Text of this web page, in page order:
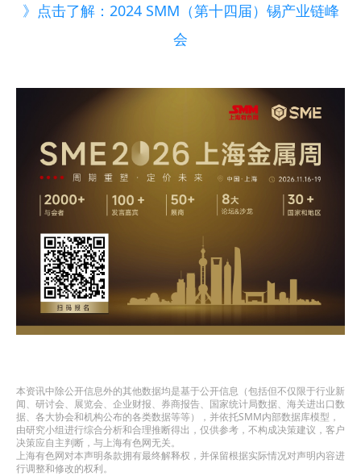
》点击了解：2024 SMM（第十四届）锡产业链峰
会
本资讯中除公开信息外的其他数据均是基于公开信息（包括但不仅限于行业新
闻、研讨会、展览会、企业财报、券商报告、国家统计局数据、海关进出口数
据、各大协会和机构公布的各类数据等等），并依托SMM内部数据库模型，
由研究小组进行综合分析和合理推断得出，仅供参考，不构成决策建议，客户
决策应自主判断，与上海有色网无关。
上海有色网对本声明条款拥有最终解释权，并保留根据实际情况对声明内容进
行调整和修改的权利。